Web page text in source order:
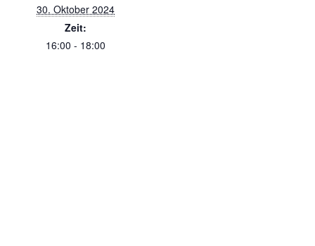
30. Oktober 2024
Zeit:
16:00 - 18:00